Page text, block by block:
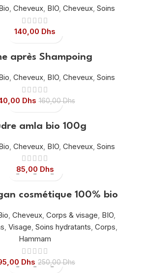
Cheveux, BIO, Cheveux, Soins
140,00 Dhs
après Shampoing
Cheveux, BIO, Cheveux, Soins
Dhs 160,00Dhs
amla bio 100g
Cheveux, BIO, Cheveux, Soins
85,00 Dhs
cosmétique 100% bio
, Cheveux, Corps & visage, BIO,
, Visage, Soins hydratants, Corps,
Hammam
Dhs 250,00Dhs